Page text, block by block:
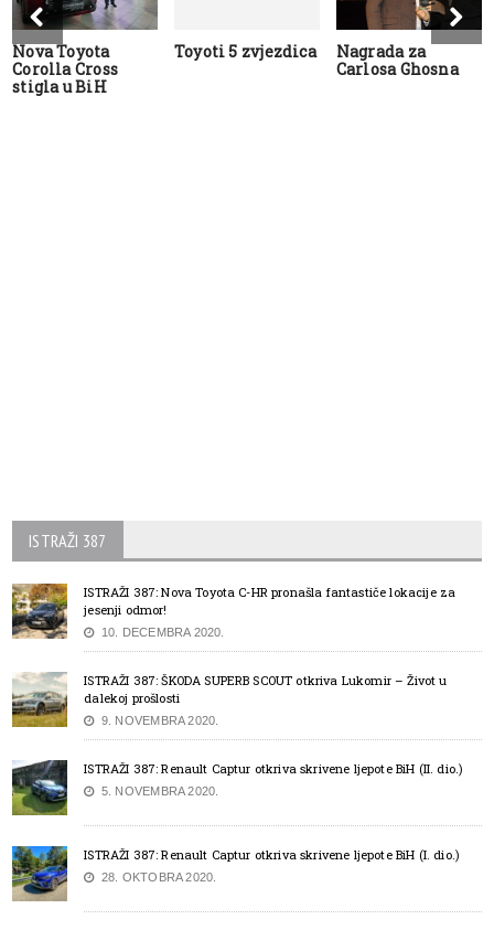
Nova Toyota
Corolla Cross
stigla u BiH
Toyoti 5 zvjezdica
Nagrada za
Carlosa Ghosna
ISTRAŽI 387
ISTRAŽI 387: Nova Toyota C-HR pronašla fantastiče lokacije za
jesenji odmor!
10. DECEMBRA 2020.
ISTRAŽI 387: ŠKODA SUPERB SCOUT otkriva Lukomir – Život u
dalekoj prošlosti
9. NOVEMBRA 2020.
ISTRAŽI 387: Renault Captur otkriva skrivene ljepote BiH (II. dio.)
5. NOVEMBRA 2020.
ISTRAŽI 387: Renault Captur otkriva skrivene ljepote BiH (I. dio.)
28. OKTOBRA 2020.